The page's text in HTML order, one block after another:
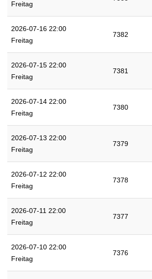
Freitag
2026-07-16 22:00
Freitag
7382
2026-07-15 22:00
Freitag
7381
2026-07-14 22:00
Freitag
7380
2026-07-13 22:00
Freitag
7379
2026-07-12 22:00
Freitag
7378
2026-07-11 22:00
Freitag
7377
2026-07-10 22:00
Freitag
7376